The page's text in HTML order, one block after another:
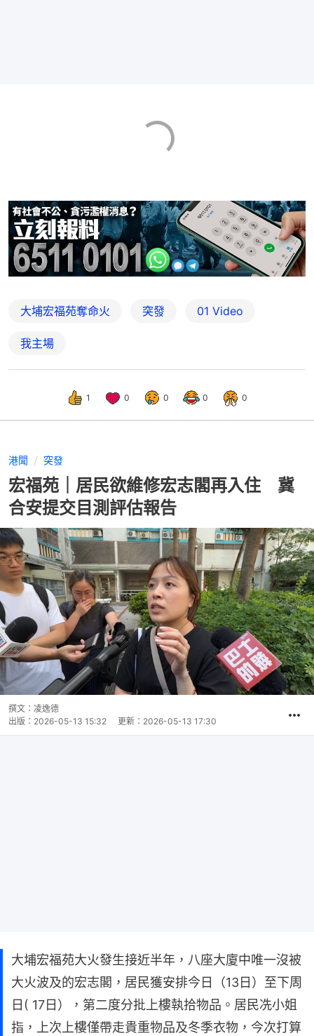
大埔宏福苑奪命火 突發 01 Video
我主場
1 0 0 0 0
港聞 突發
宏福苑｜居民欲維修宏志閣再入住 冀
合安提交目測評估報告
撰文： 凌逸德
出版： 2026-05-13 15:32 更新： 2026-05-13 17:30
大埔宏福苑大火發生接近半年，八座大廈中唯一沒被
大火波及的宏志閣，居民獲安排今日（13日）至下周
日( 17日），第二度分批上樓執拾物品。居民冼小姐
指，上次上樓僅帶走貴重物品及冬季衣物，今次打算